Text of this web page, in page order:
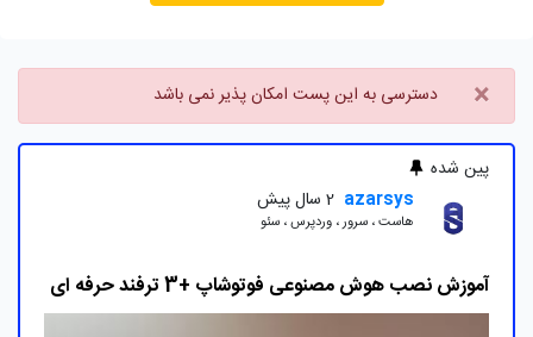
× دسترسی به این پست امکان پذیر نمی باشد
پین شده
azarsys 2 سال پیش
هاست ، سرور ، وردپرس ، سئو
آموزش نصب هوش مصنوعی فوتوشاپ +3 ترفند حرفه ای